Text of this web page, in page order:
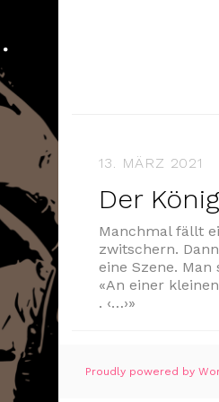
13. MÄRZ 2021
Der
Manchmal fällt
zwitschern.
eine Szene.
«An einer
. ‹…›»
Proudly powered by